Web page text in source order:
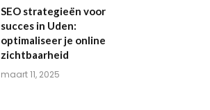
SEO strategieën voor
succes in Uden:
optimaliseer je online
zichtbaarheid
maart 11, 2025